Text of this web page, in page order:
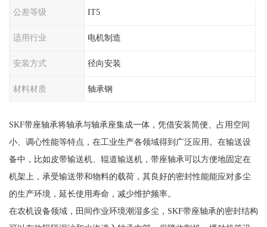
公差等级 IT5
适用行业 电机制造
安装方式 径向安装
材料材质 轴承钢
SKF带座轴承将轴承与轴承座集成一体，凭借安装简便、占用空间
小、调心性能等特点，在工业生产各领域得到广泛应用。在输送设
备中，比如皮带输送机、辊道输送机，带座轴承可以方便地固定在
机架上，承受输送带和物料的载荷，其良好的密封性能能应对多尘
的生产环境，延长使用寿命，减少维护频率。
在农机设备领域，田间作业环境潮湿多尘，SKF带座轴承的密封结构